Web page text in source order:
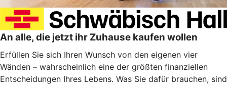
An alle, die jetzt ihr Zuhause kaufen wollen
Erfüllen Sie sich Ihren Wunsch von den eigenen vier
Wänden – wahrscheinlich eine der größten finanziellen
Entscheidungen Ihres Lebens. Was Sie dafür brauchen, sind